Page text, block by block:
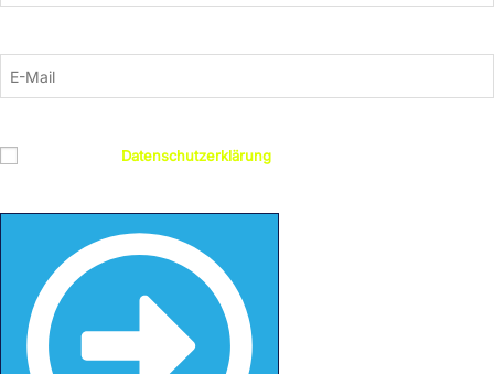
Datenschutzerklärung